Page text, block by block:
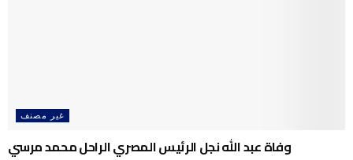
غير مصنف
وفاة عبد الله نجل الرئيس المصري الراحل محمد مرسي